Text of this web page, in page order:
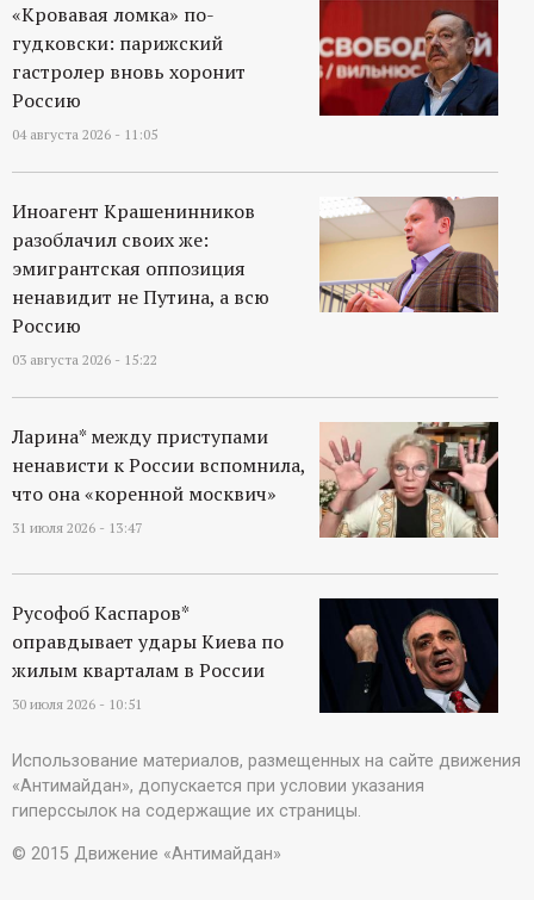
«Кровавая ломка» по-
гудковски: парижский
гастролер вновь хоронит
Россию
04 августа 2026 - 11:05
Иноагент Крашенинников
разоблачил своих же:
эмигрантская оппозиция
ненавидит не Путина, а всю
Россию
03 августа 2026 - 15:22
Ларина* между приступами
ненависти к России вспомнила,
что она «коренной москвич»
31 июля 2026 - 13:47
Русофоб Каспаров*
оправдывает удары Киева по
жилым кварталам в России
30 июля 2026 - 10:51
Использование материалов, размещенных на сайте движения
«Антимайдан», допускается при условии указания
гиперссылок на содержащие их страницы.
© 2015 Движение «Антимайдан»